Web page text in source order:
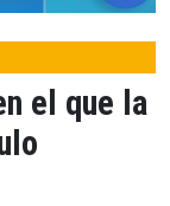
el que la